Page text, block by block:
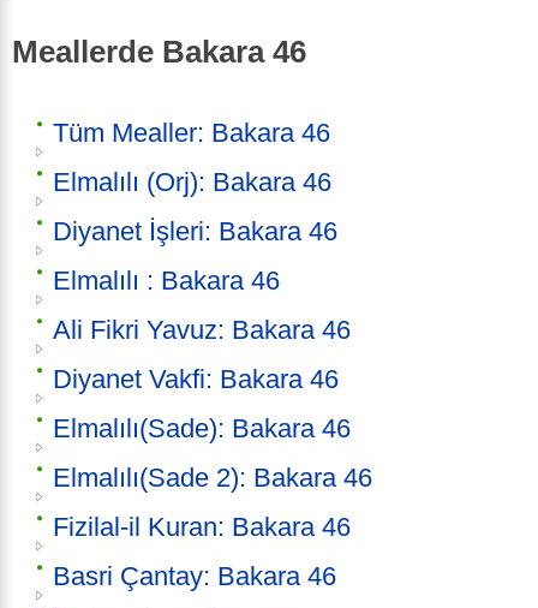
Meallerde Bakara 46
Tüm Mealler: Bakara 46
Elmalılı (Orj): Bakara 46
Diyanet İşleri: Bakara 46
Elmalılı : Bakara 46
Ali Fikri Yavuz: Bakara 46
Diyanet Vakfi: Bakara 46
Elmalılı(Sade): Bakara 46
Elmalılı(Sade 2): Bakara 46
Fizilal-il Kuran: Bakara 46
Basri Çantay: Bakara 46